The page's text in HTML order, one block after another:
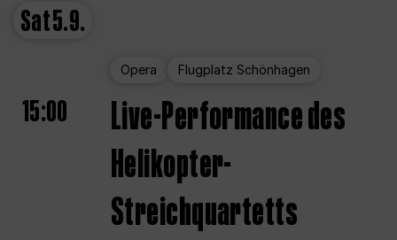
Sat5.9.
Opera Flugplatz Schönhagen
15:00
Live-Performance des
Helikopter-
Streichquartetts